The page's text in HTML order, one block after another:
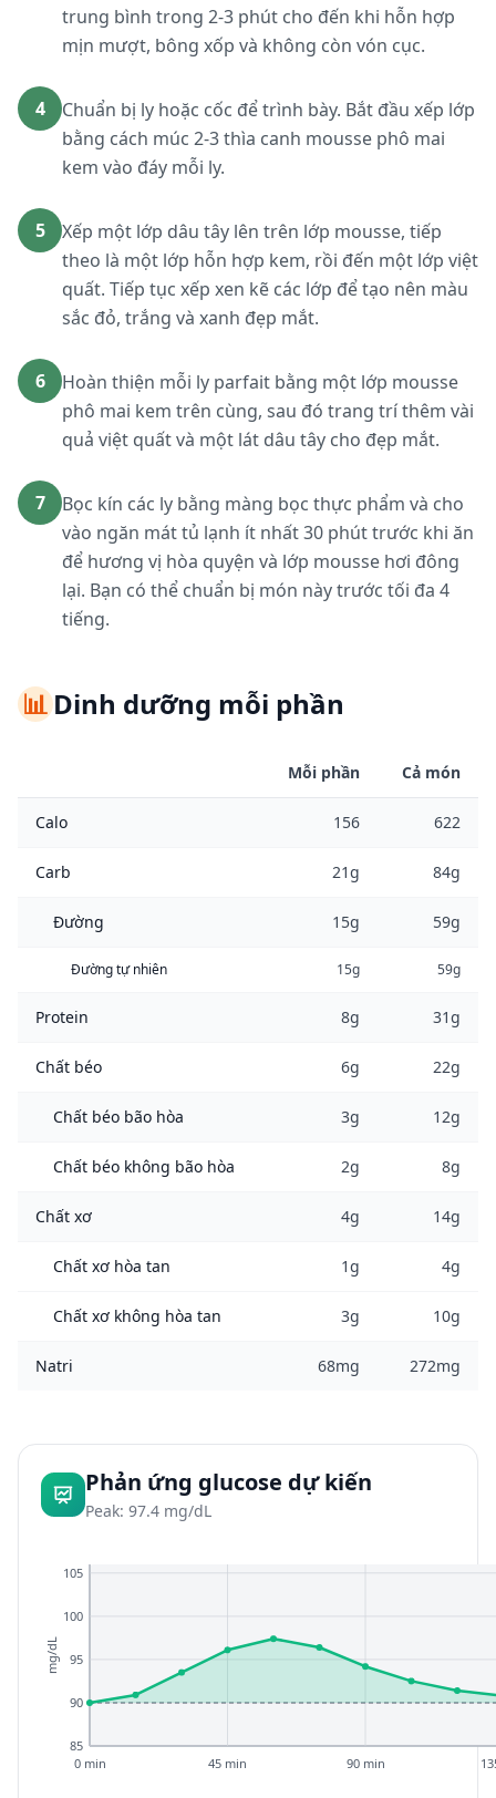
trung bình trong 2-3 phút cho đến khi hỗn hợp
mịn mượt, bông xốp và không còn vón cục.
4
Chuẩn bị ly hoặc cốc để trình bày. Bắt đầu xếp lớp
bằng cách múc 2-3 thìa canh mousse phô mai
kem vào đáy mỗi ly.
5
Xếp một lớp dâu tây lên trên lớp mousse, tiếp
theo là một lớp hỗn hợp kem, rồi đến một lớp việt
quất. Tiếp tục xếp xen kẽ các lớp để tạo nên màu
sắc đỏ, trắng và xanh đẹp mắt.
6
Hoàn thiện mỗi ly parfait bằng một lớp mousse
phô mai kem trên cùng, sau đó trang trí thêm vài
quả việt quất và một lát dâu tây cho đẹp mắt.
7
Bọc kín các ly bằng màng bọc thực phẩm và cho
vào ngăn mát tủ lạnh ít nhất 30 phút trước khi ăn
để hương vị hòa quyện và lớp mousse hơi đông
lại. Bạn có thể chuẩn bị món này trước tối đa 4
tiếng.
📊Dinh dưỡng mỗi phần
Mỗi phần Cả món
Calo 156 622
Carb 21g 84g
Đường 15g 59g
Đường tự nhiên 15g 59g
Protein 8g 31g
Chất béo 6g 22g
Chất béo bão hòa 3g 12g
Chất béo không bão hòa 2g 8g
Chất xơ 4g 14g
Chất xơ hòa tan 1g 4g
Chất xơ không hòa tan 3g 10g
Natri 68mg 272mg
Phản ứng glucose dự kiến
Peak: 97.4 mg/dL
85
90
95
100
105
0 min 45 min 90 min
mg/dL